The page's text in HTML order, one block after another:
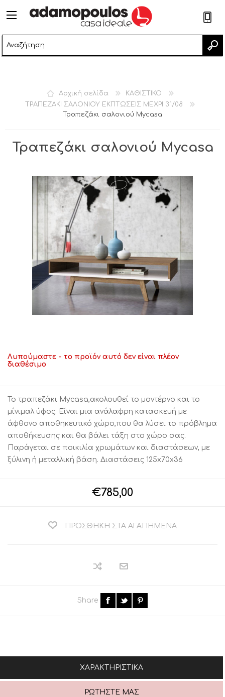
Αρχική σελίδα
ΚΑΘΙΣΤΙΚΟ
ΤΡΑΠΕΖΑΚΙ ΣΑΛΟΝΙΟΥ ΕΚΠΤΩΣΕΙΣ ΜΕΧΡΙ 31/08
Τραπεζάκι σαλονιού Mycasa
Τραπεζάκι σαλονιού Mycasa
Λυπούμαστε - το προϊόν αυτό δεν είναι πλέον
διαθέσιμο
Το τραπεζάκι Mycasa,ακολουθεί το μοντέρνο και το
μίνιμαλ ύφος. Είναι μια ανάλαφρη κατασκευή με
άφθονο αποθηκευτικό χώρο,που θα λύσει το πρόβλημα
αποθήκευσης και θα βάλει τάξη στο χώρο σας.
Παράγεται σε ποικιλία χρωμάτων και διαστάσεων, με
ξύλινη ή μεταλλική βάση. Διαστάσεις 125x70x36
€785,00
ΠΡΟΣΘΉΚΗ ΣΤΑ ΑΓΑΠΗΜΈΝΑ
Share
ΧΑΡΑΚΤΗΡΙΣΤΙΚΆ
ΡΩΤΉΣΤΕ ΜΑΣ